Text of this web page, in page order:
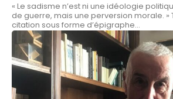
« Le sadisme n’est ni une idéologie
de guerre, mais une perversion morale. »
citation sous forme d’épigraphe...